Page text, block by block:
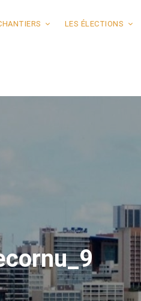
LES ÉLECTIONS